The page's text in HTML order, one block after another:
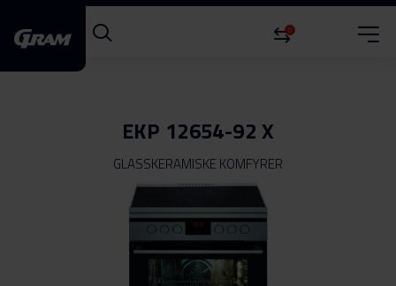
0
EKP 12654-92 X
GLASSKERAMISKE KOMFYRER